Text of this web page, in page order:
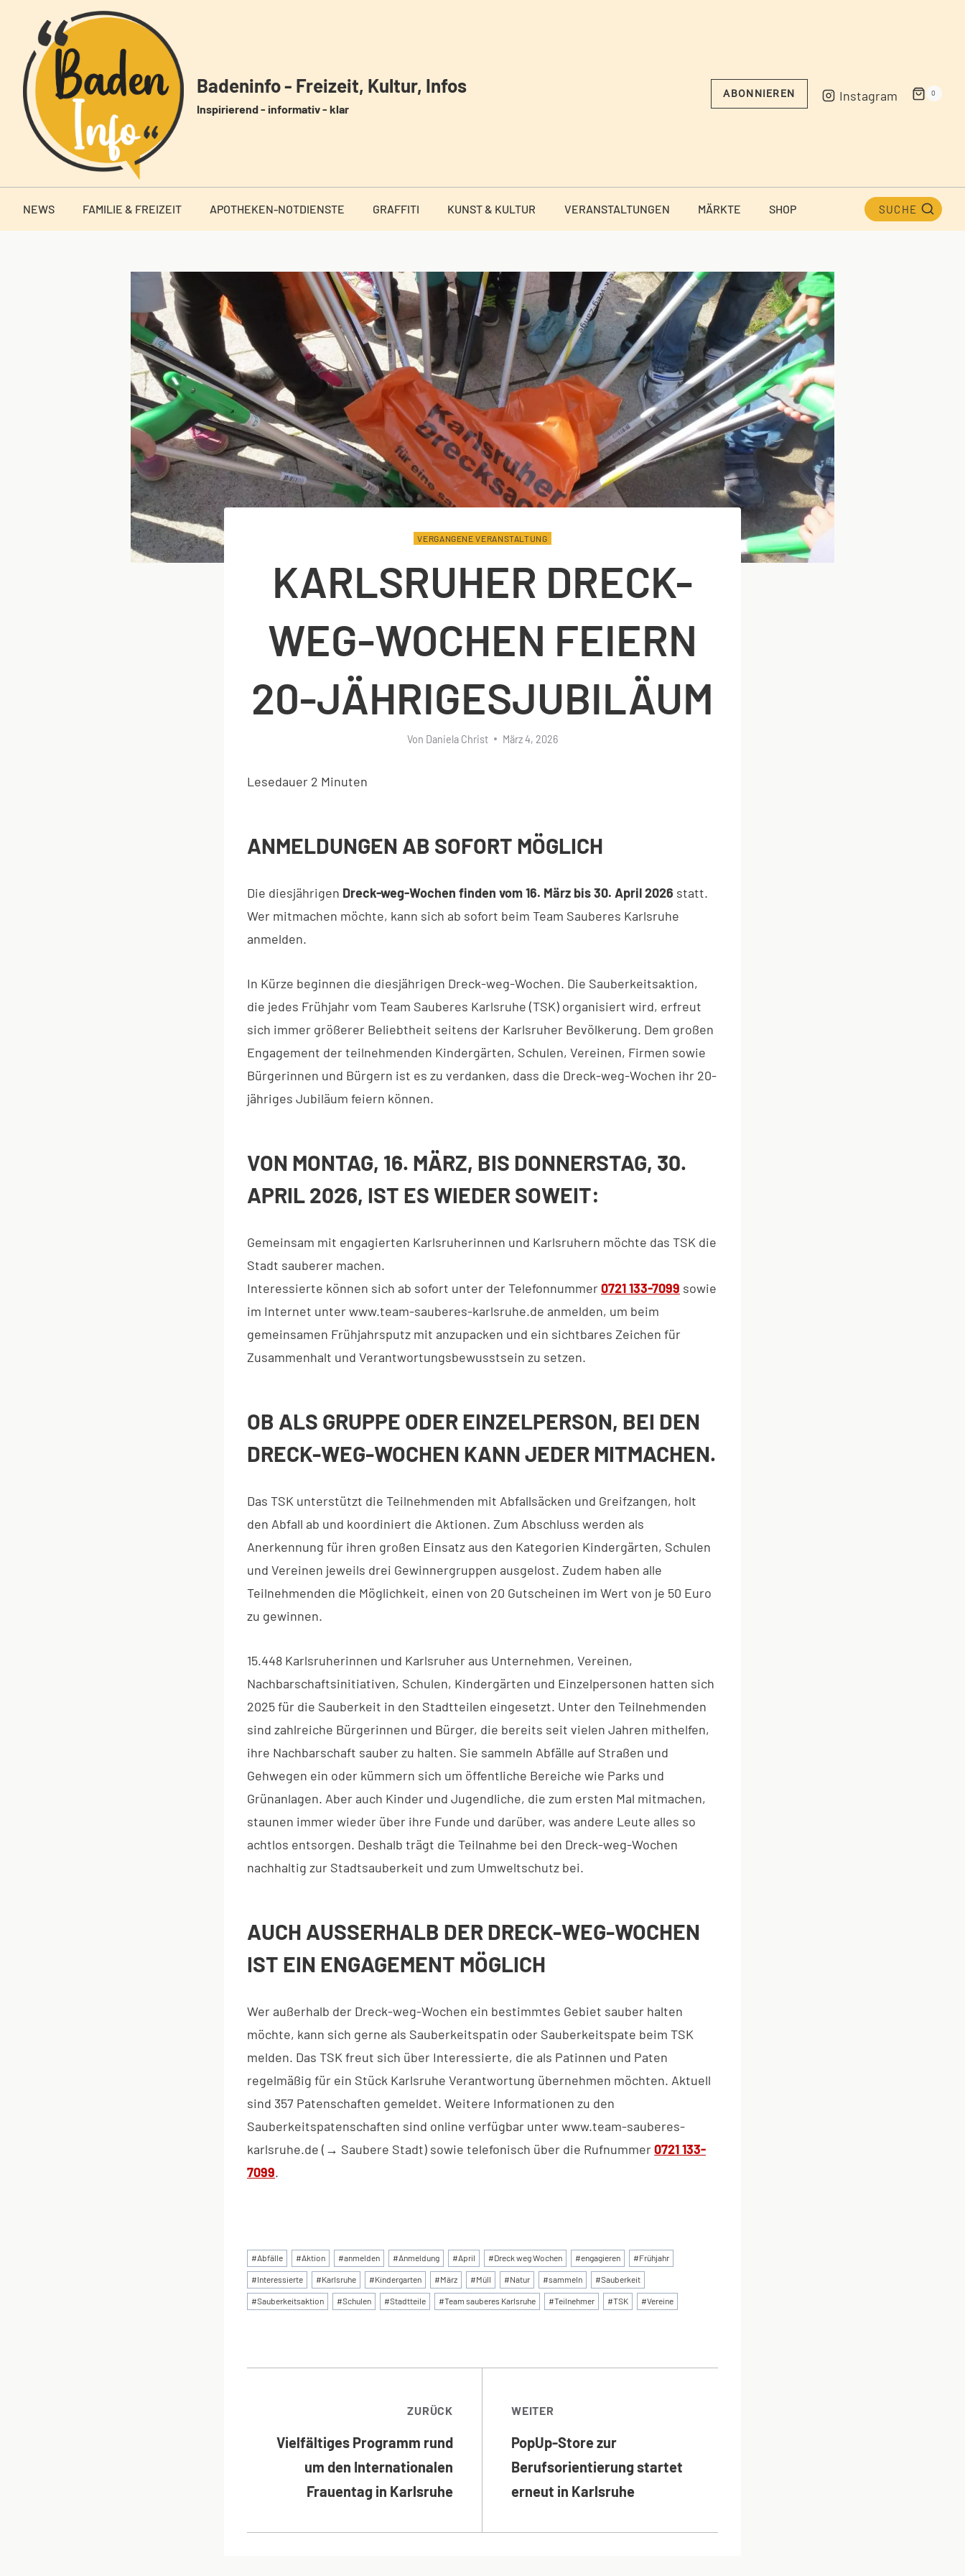
springen
Badeninfo - Freizeit, Kultur, Infos
Inspirierend - informativ - klar
ABONNIEREN Instagram 0
NEWS FAMILIE & FREIZEIT APOTHEKEN-NOTDIENSTE GRAFFITI KUNST & KULTUR VERANSTALTUNGEN MÄRKTE SHOP SUCHE
VERGANGENE VERANSTALTUNG
KARLSRUHER DRECK-
WEG-WOCHEN FEIERN
20-JÄHRIGESJUBILÄUM
Von Daniela Christ März 4, 2026
Lesedauer 2 Minuten
ANMELDUNGEN AB SOFORT MÖGLICH
Die diesjährigen Dreck-weg-Wochen finden vom 16. März bis 30. April 2026 statt.
Wer mitmachen möchte, kann sich ab sofort beim Team Sauberes Karlsruhe
anmelden.
In Kürze beginnen die diesjährigen Dreck-weg-Wochen. Die Sauberkeitsaktion,
die jedes Frühjahr vom Team Sauberes Karlsruhe (TSK) organisiert wird, erfreut
sich immer größerer Beliebtheit seitens der Karlsruher Bevölkerung. Dem großen
Engagement der teilnehmenden Kindergärten, Schulen, Vereinen, Firmen sowie
Bürgerinnen und Bürgern ist es zu verdanken, dass die Dreck-weg-Wochen ihr 20-
jähriges Jubiläum feiern können.
VON MONTAG, 16. MÄRZ, BIS DONNERSTAG, 30.
APRIL 2026, IST ES WIEDER SOWEIT:
Gemeinsam mit engagierten Karlsruherinnen und Karlsruhern möchte das TSK die
Stadt sauberer machen.
Interessierte können sich ab sofort unter der Telefonnummer0721 133-7099 sowie
im Internet unter www.team-sauberes-karlsruhe.de anmelden, um beim
gemeinsamen Frühjahrsputz mit anzupacken und ein sichtbares Zeichen für
Zusammenhalt und Verantwortungsbewusstsein zu setzen.
OB ALS GRUPPE ODER EINZELPERSON, BEI DEN
DRECK-WEG-WOCHEN KANN JEDER MITMACHEN.
Das TSK unterstützt die Teilnehmenden mit Abfallsäcken und Greifzangen, holt
den Abfall ab und koordiniert die Aktionen. Zum Abschluss werden als
Anerkennung für ihren großen Einsatz aus den Kategorien Kindergärten, Schulen
und Vereinen jeweils drei Gewinnergruppen ausgelost. Zudem haben alle
Teilnehmenden die Möglichkeit, einen von 20 Gutscheinen im Wert von je 50 Euro
zu gewinnen.
15.448 Karlsruherinnen und Karlsruher aus Unternehmen, Vereinen,
Nachbarschaftsinitiativen, Schulen, Kindergärten und Einzelpersonen hatten sich
2025 für die Sauberkeit in den Stadtteilen eingesetzt. Unter den Teilnehmenden
sind zahlreiche Bürgerinnen und Bürger, die bereits seit vielen Jahren mithelfen,
ihre Nachbarschaft sauber zu halten. Sie sammeln Abfälle auf Straßen und
Gehwegen ein oder kümmern sich um öffentliche Bereiche wie Parks und
Grünanlagen. Aber auch Kinder und Jugendliche, die zum ersten Mal mitmachen,
staunen immer wieder über ihre Funde und darüber, was andere Leute alles so
achtlos entsorgen. Deshalb trägt die Teilnahme bei den Dreck-weg-Wochen
nachhaltig zur Stadtsauberkeit und zum Umweltschutz bei.
AUCH AUSSERHALB DER DRECK-WEG-WOCHEN I
ST EIN ENGAGEMENT MÖGLICH
Wer außerhalb der Dreck-weg-Wochen ein bestimmtes Gebiet sauber halten
möchte, kann sich gerne als Sauberkeitspatin oder Sauberkeitspate beim TSK
melden. Das TSK freut sich über Interessierte, die als Patinnen und Paten
regelmäßig für ein Stück Karlsruhe Verantwortung übernehmen möchten. Aktuell
sind 357 Patenschaften gemeldet. Weitere Informationen zu den
Sauberkeitspatenschaften sind online verfügbar unter www.team-sauberes-
karlsruhe.de (→ Saubere Stadt) sowie telefonisch über die Rufnummer0721 133-
7099.
Schlagworte:
#Abfälle #Aktion #anmelden #Anmeldung #April #Dreck weg Wochen #engagieren #Frühjahr
#Interessierte #Karlsruhe #Kindergarten #März #Müll #Natur #sammeln #Sauberkeit
#Sauberkeitsaktion #Schulen #Stadtteile #Team sauberes Karlsruhe #Teilnehmer #TSK #Vereine
BEITRAGSNAVIGATION
ZURÜCK
Vielfältiges Programm rund
um den Internationalen
Frauentag in Karlsruhe
WEITER
PopUp-Store zur
Berufsorientierung startet
erneut in Karlsruhe